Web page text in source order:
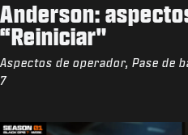
Anderson:
“Reiniciar"
Aspectos de operador, Pase de
7